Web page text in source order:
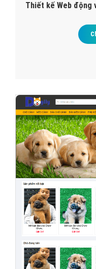
Thiết kế Web động